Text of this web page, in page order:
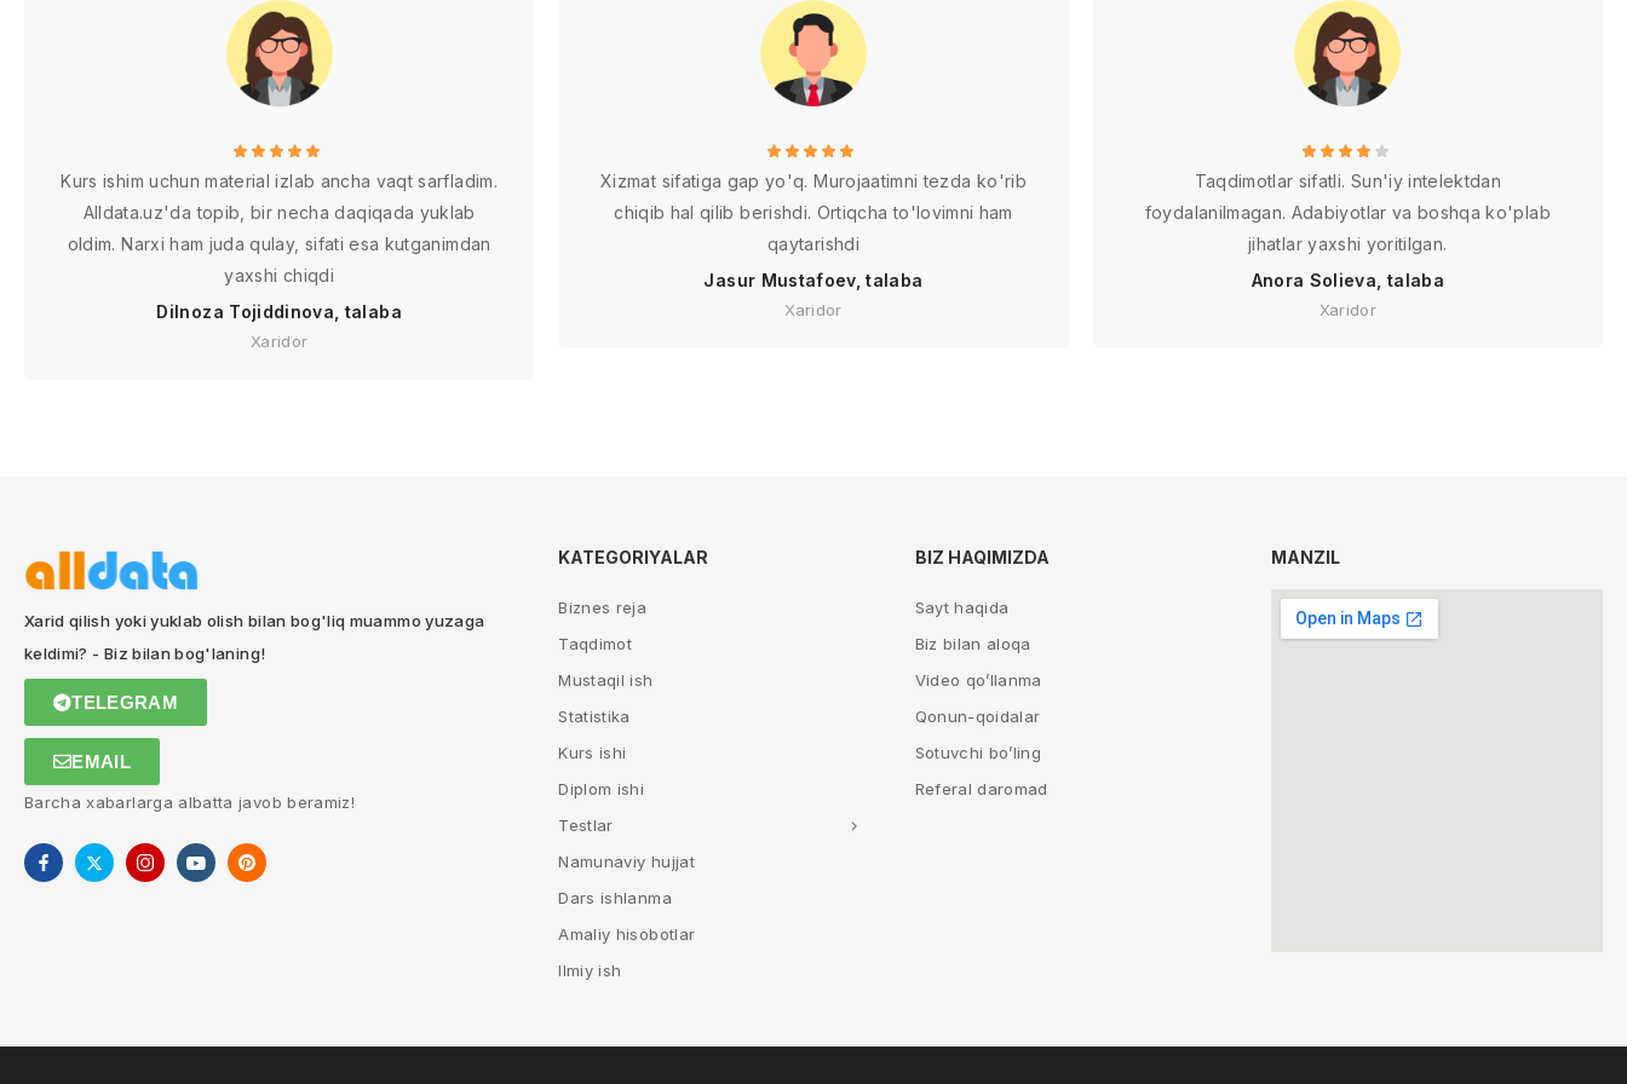
Kurs ishim uchun material izlab ancha vaqt sarfladim.
Alldata.uz'da topib, bir necha daqiqada yuklab
oldim. Narxi ham juda qulay, sifati esa kutganimdan
yaxshi chiqdi
Dilnoza Tojiddinova, talaba
Xaridor
Xizmat sifatiga gap yo'q. Murojaatimni tezda ko'rib
chiqib hal qilib berishdi. Ortiqcha to'lovimni ham
qaytarishdi
Jasur Mustafoev, talaba
Xaridor
Taqdimotlar sifatli. Sun'iy intelektdan
foydalanilmagan. Adabiyotlar va boshqa ko'plab
jihatlar yaxshi yoritilgan.
Anora Solieva, talaba
Xaridor
Xarid qilish yoki yuklab olish bilan bog'liq muammo yuzaga
keldimi? - Biz bilan bog'laning!
TELEGRAM
EMAIL
Barcha xabarlarga albatta javob beramiz!
KATEGORIYALAR
Biznes reja
Taqdimot
Mustaqil ish
Statistika
Kurs ishi
Diplom ishi
Testlar
Namunaviy hujjat
Dars ishlanma
Amaliy hisobotlar
Ilmiy ish
BIZ HAQIMIZDA
Sayt haqida
Biz bilan aloqa
Video qo’llanma
Qonun-qoidalar
Sotuvchi bo’ling
Referal daromad
MANZIL